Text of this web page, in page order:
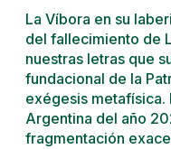
La Víbora en su
del fallecimiento de
nuestras letras que
fundacional de la
exégesis metafísica.
Argentina del año
fragmentación